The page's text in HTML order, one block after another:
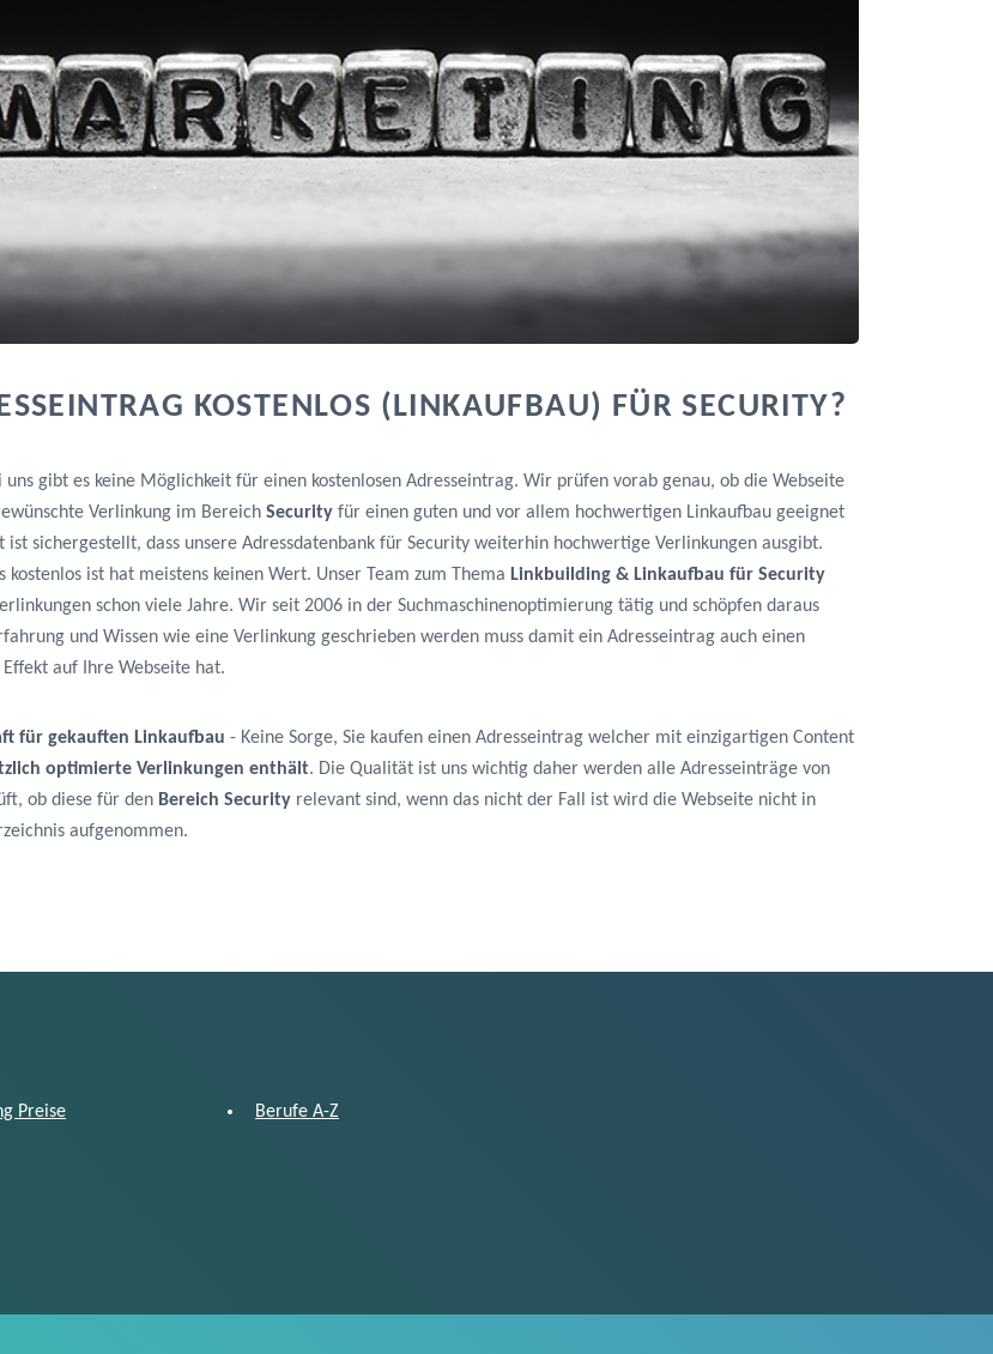
KOSTENLOS (LINKAUFBAU) FÜR SECURITY?
uns gibt es keine Möglichkeit für einen kostenlosen Adresseintrag. Wir prüfen vorab genau, ob die Webseite
Verlinkung im Bereich Security für einen guten und vor allem hochwertigen Linkaufbau geeignet
ist sichergestellt, dass unsere Adressdatenbank für Security weiterhin hochwertige Verlinkungen ausgibt.
kostenlos ist hat meistens keinen Wert. Unser Team zum Thema Linkbuilding & Linkaufbau für Security
schon viele Jahre. Wir seit 2006 in der Suchmaschinenoptimierung tätig und schöpfen daraus
und Wissen wie eine Verlinkung geschrieben werden muss damit ein Adresseintrag auch einen
auf Ihre Webseite hat.
für gekauften Linkaufbau - Keine Sorge, Sie kaufen einen Adresseintrag welcher mit einzigartigen Content
optimierte Verlinkungen enthält. Die Qualität ist uns wichtig daher werden alle Adresseinträge von
ob diese für den Bereich Security relevant sind, wenn das nicht der Fall ist wird die Webseite nicht in
aufgenommen.
Preise Berufe A-Z